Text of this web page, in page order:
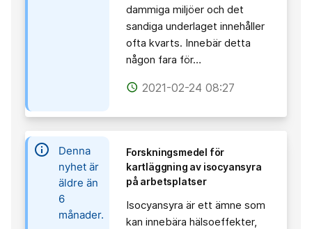
dammiga miljöer och det
sandiga underlaget innehåller
ofta kvarts. Innebär detta
någon fara för…
access_time 2021-02-24 08:27
information
Denna
nyhet är
äldre än
6
månader.
Forskningsmedel för
kartläggning av isocyansyra
på arbetsplatser
Isocyansyra är ett ämne som
kan innebära hälsoeffekter,